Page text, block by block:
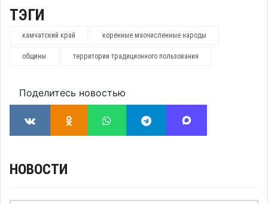
ТЭГИ
камчатский край коренные маочисленные народы
общины территории традиционного пользования
Поделитесь новостью
НОВОСТИ